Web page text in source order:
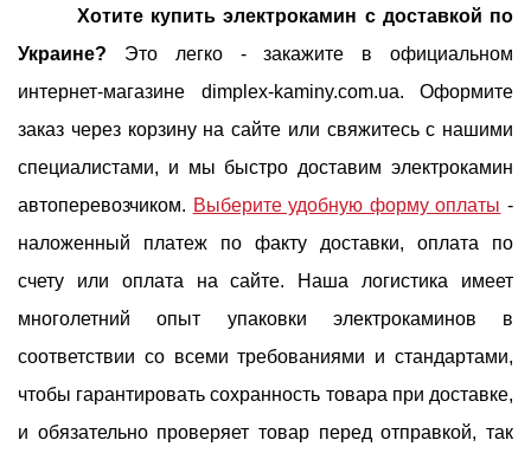
Хотите купить электрокамин с доставкой по
Украине? Это легко - закажите в официальном
интернет-магазине dimplex-kaminy.com.ua. Оформите
заказ через корзину на сайте или свяжитесь с нашими
специалистами, и мы быстро доставим электрокамин
автоперевозчиком. Выберите удобную форму оплаты -
наложенный платеж по факту доставки, оплата по
счету или оплата на сайте. Наша логистика имеет
многолетний опыт упаковки электрокаминов в
соответствии со всеми требованиями и стандартами,
чтобы гарантировать сохранность товара при доставке,
и обязательно проверяет товар перед отправкой, так